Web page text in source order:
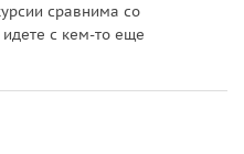
сравнима со
с кем-то еще